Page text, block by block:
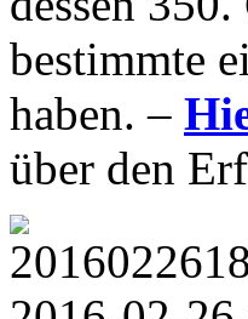
bestimmte
haben. –
über den